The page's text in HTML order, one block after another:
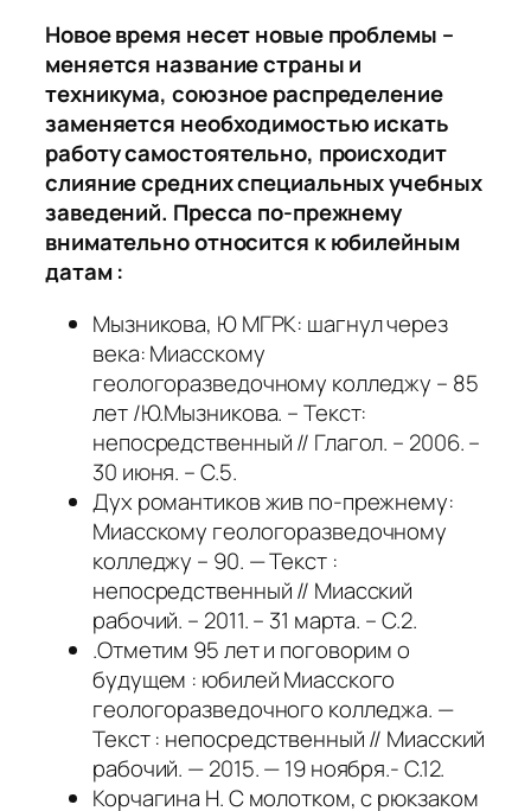
Новое время несет новые проблемы –
меняется название страны и
техникума, союзное распределение
заменяется необходимостью искать
работу самостоятельно, происходит
слияние средних специальных учебных
заведений. Пресса по-прежнему
внимательно относится к юбилейным
датам :
Мызникова, Ю МГРК: шагнул через
века: Миасскому
геологоразведочному колледжу – 85
лет /Ю.Мызникова. – Текст:
непосредственный // Глагол. – 2006. –
30 июня. – С.5.
Дух романтиков жив по-прежнему:
Миасскому геологоразведочному
колледжу – 90. — Текст :
непосредственный // Миасский
рабочий. – 2011. – 31 марта. – С.2.
.Отметим 95 лет и поговорим о
будущем : юбилей Миасского
геологоразведочного колледжа. —
Текст : непосредственный // Миасский
рабочий. — 2015. — 19 ноября.- С.12.
Корчагина Н. С молотком, с рюкзаком